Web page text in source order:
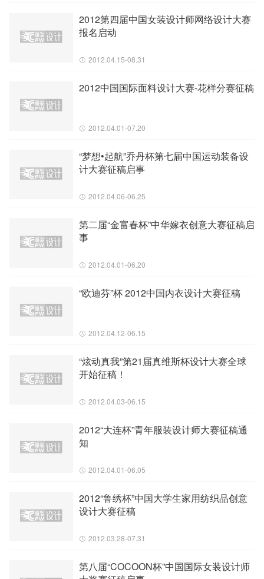
2012第四届中国女装设计师网络设计大赛
报名启动
2012.04.15-08.31
2012中国国际面料设计大赛-花样分赛征稿
2012.04.01-07.20
“梦想•起航”乔丹杯第七届中国运动装备设
计大赛征稿启事
2012.04.06-06.25
第二届“金富春杯”中华嫁衣创意大赛征稿启
事
2012.04.01-06.20
“欧迪芬”杯 2012中国内衣设计大赛征稿
2012.04.12-06.15
“炫动真我”第21届真维斯杯设计大赛全球
开始征稿！
2012.04.03-06.15
2012“大连杯”青年服装设计师大赛征稿通
知
2012.04.01-06.05
2012“鲁绣杯”中国大学生家用纺织品创意
设计大赛征稿
2012.03.28-07.31
第八届“COCOON杯”中国国际女装设计师